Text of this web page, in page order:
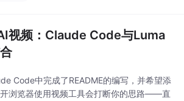
视频：Claude Code与Luma
Code中完成了README的编写，并希望添
浏览器使用视频工具会打断你的思路——直